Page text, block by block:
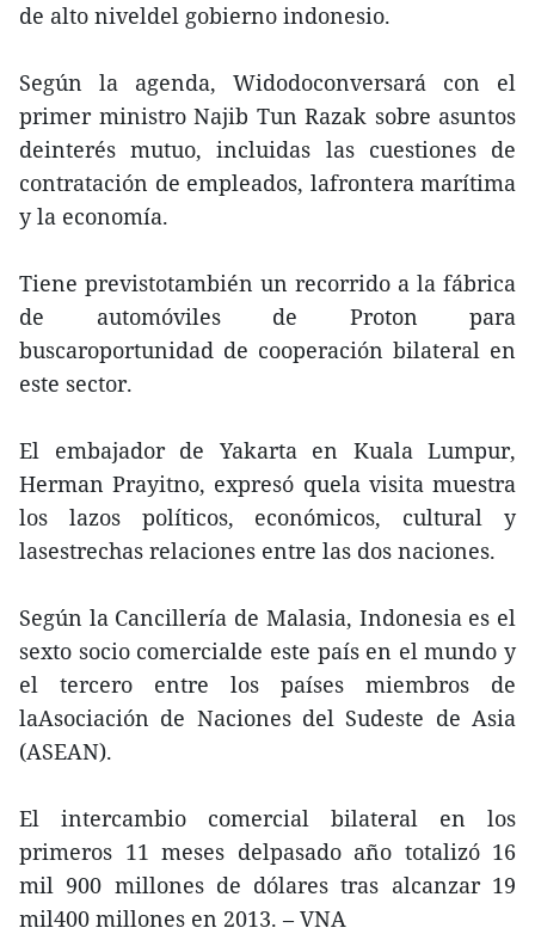
de alto niveldel gobierno indonesio.
Según la agenda, Widodoconversará con el
primer ministro Najib Tun Razak sobre asuntos
deinterés mutuo, incluidas las cuestiones de
contratación de empleados, lafrontera marítima
y la economía.
Tiene previstotambién un recorrido a la fábrica
de automóviles de Proton para
buscaroportunidad de cooperación bilateral en
este sector.
El embajador de Yakarta en Kuala Lumpur,
Herman Prayitno, expresó quela visita muestra
los lazos políticos, económicos, cultural y
lasestrechas relaciones entre las dos naciones.
Según la Cancillería de Malasia, Indonesia es el
sexto socio comercialde este país en el mundo y
el tercero entre los países miembros de
laAsociación de Naciones del Sudeste de Asia
(ASEAN).
El intercambio comercial bilateral en los
primeros 11 meses delpasado año totalizó 16
mil 900 millones de dólares tras alcanzar 19
mil400 millones en 2013. – VNA